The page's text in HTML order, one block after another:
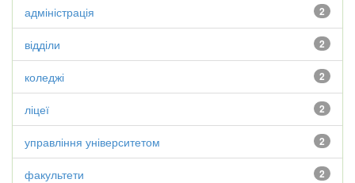
2
адміністрація
2
відділи
2
коледжі
2
ліцеї
2
управління університетом
2
факультети